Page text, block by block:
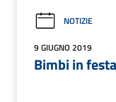
NOTIZIE
9 GIUGNO 2019
Bimbi in festa